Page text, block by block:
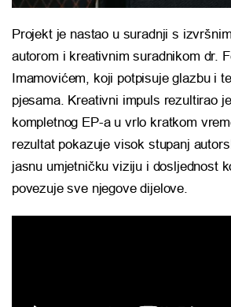
Projekt je nastao u suradnji s
autorom i kreativnim suradnikom dr.
Imamovićem, koji potpisuje glazbu i
pjesama. Kreativni impuls rezultirao
kompletnog EP-a u vrlo kratkom
rezultat pokazuje visok stupanj
jasnu umjetničku viziju i dosljednost
povezuje sve njegove dijelove.